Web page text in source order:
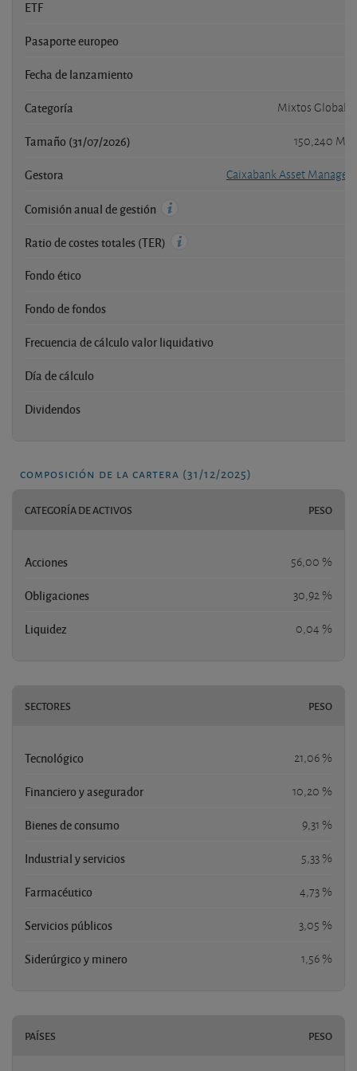
ETF
Pasaporte europeo
Fecha de lanzamiento
Categoría Mixtos
Tamaño (31/07/2026) 150,240
Gestora Caixabank Asset
Comisión anual de gestión
Ratio de costes totales (TER)
Fondo ético
Fondo de fondos
Frecuencia de cálculo valor liquidativo
Día de cálculo
Dividendos
composición de la cartera (31/12/2025)
CATEGORÍA DE ACTIVOS PESO
Acciones 56,00 %
Obligaciones 30,92 %
Liquidez 0,04 %
SECTORES PESO
Tecnológico 21,06 %
Financiero y asegurador 10,20 %
Bienes de consumo 9,31 %
Industrial y servicios 5,33 %
Farmacéutico 4,73 %
Servicios públicos 3,05 %
Siderúrgico y minero 1,56 %
PAÍSES PESO